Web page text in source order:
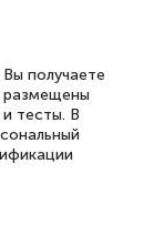
и
получаете
размещены
тесты. В